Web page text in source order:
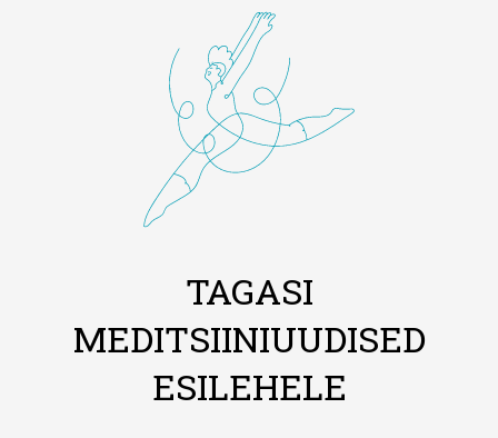
TAGASI
MEDITSIINIUUDISED
ESILEHELE